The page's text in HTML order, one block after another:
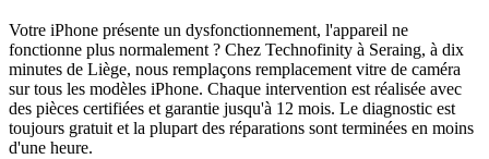
Votre iPhone présente un dysfonctionnement, l'appareil ne
fonctionne plus normalement ? Chez Technofinity à Seraing, à dix
minutes de Liège, nous remplaçons remplacement vitre de caméra
sur tous les modèles iPhone. Chaque intervention est réalisée avec
des pièces certifiées et garantie jusqu'à 12 mois. Le diagnostic est
toujours gratuit et la plupart des réparations sont terminées en moins
d'une heure.